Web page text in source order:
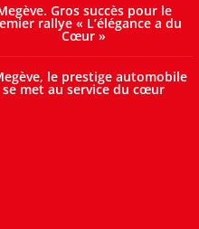
Gros succès pour le
rallye « L’élégance a du
Cœur »
le prestige automobile
se met au service du cœur